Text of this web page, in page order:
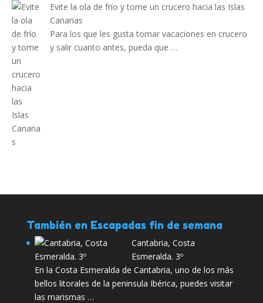
Evite la ola de frío y tome un crucero hacia las Islas
Canarias
Para los que les gusta tomar vacaciones en crucero
y salir cuanto antes, pueda que …
También en Escapadas fin de semana
Cantabria, Costa
Esmeralda. 3º
En la Costa Esmeralda de Cantabria, uno de los más
bellos litorales de la peninsula Ibérica, puedes visitar
las marismas …